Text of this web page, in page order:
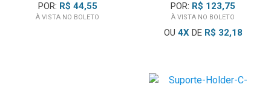
POR: R$ 44,55
À VISTA NO BOLETO
POR: R$ 123,75
À VISTA NO BOLETO
OU 4XDE R$ 32,18